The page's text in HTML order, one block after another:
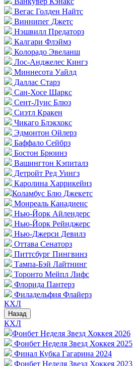
Вегас Голден Найтс
Виннипег Джетс
Нэшвилл Предаторз
Калгари Флэймз
Колорадо Эвеланш
Лос-Анджелес Кингз
Миннесота Уайлд
Даллас Старз
Сан-Хосе Шаркс
Сент-Луис Блюз
Сиэтл Кракен
Чикаго Блэкхокс
Эдмонтон Ойлерз
Баффало Сейбрз
Бостон Брюинз
Вашингтон Кэпиталз
Детройт Ред Уингз
Каролина Харрикейнз
Коламбус Блю Джекетс
Монреаль Канадиенс
Нью-Йорк Айлендерс
Нью-Йорк Рейнджерс
Нью-Джерси Девилз
Оттава Сенаторз
Питтсбург Пингвинз
Тампа-Бэй Лайтнинг
Торонто Мейпл Лифс
Флорида Пантерз
Филадельфия Флайерз
КХЛ
Назад
КХЛ
Фонбет Неделя Звезд Хоккея 2026
Фонбет Неделя Звезд Хоккея 2025
Финал Кубка Гагарина 2024
Фонбет Неделя Звезд Хоккея 2023